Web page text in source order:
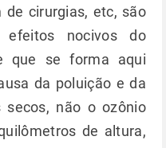
de cirurgias, etc, são
efeitos nocivos do
que se forma aqui
da poluição e da
não o ozônio
de altura,